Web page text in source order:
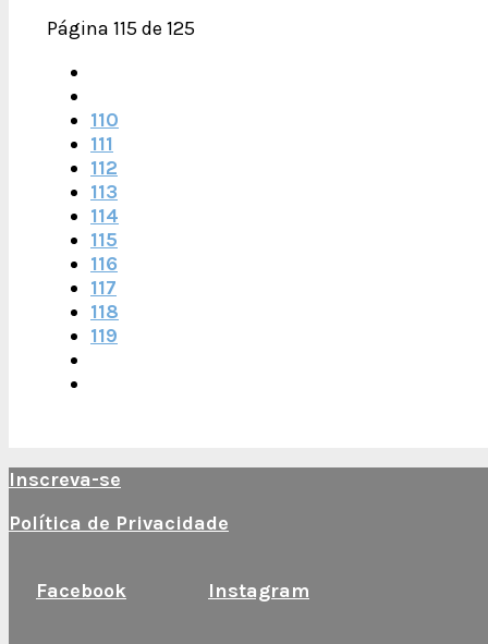
Página 115 de 125
110
111
112
113
114
115
116
117
118
119
Inscreva-se
Política de Privacidade
Facebook Instagram